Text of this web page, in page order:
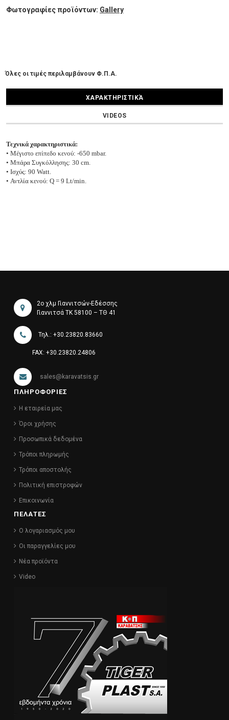
Φωτογραφίες προϊόντων: Gallery
Όλες οι τιμές περιλαμβάνουν Φ.Π.Α.
ΧΑΡΑΚΤΗΡΙΣΤΙΚΆ
VIDEOS
Τεχνικά χαρακτηριστικά:
• Μέγιστο επίπεδο κενού: -650 mbar.
• Μπάρα Συγκόλλησης: 30 cm.
• Ισχύς: 90 Watt.
• Αντλία κενού: Q = 9 Lt/min.
2ο χλμ Γιαννιτσών-Εδέσσης
Γιαννιτσά ΤΚ 58100 – ΤΘ 41
Τηλ.: +30.23820.83660
FAX: +30.23820.24806
sales@karavatsis.gr
ΠΛΗΡΟΦΟΡΙΕΣ
Η εταιρεία μας
Όροι χρήσης
Προσωπικά δεδομένα
Τρόποι πληρωμής
Τρόποι αποστολής
Πολιτική επιστροφών
Επικοινωνία
ΠΕΛΑΤΕΣ
Ο λογαριασμός μου
Οι παραγγελίες μου
Νέα προϊόντα
Video